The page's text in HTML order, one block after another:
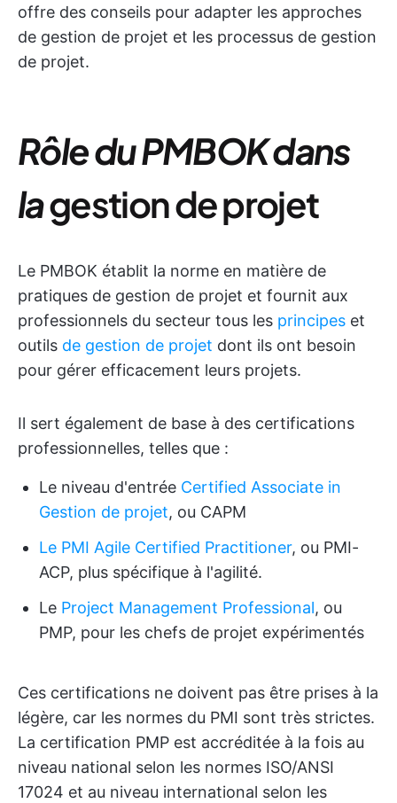
offre des conseils pour adapter les approches
de gestion de projet et les processus de gestion
de projet.
Rôle du PMBOK dans
lagestion de projet
Le PMBOK établit la norme en matière de
pratiques de gestion de projet et fournit aux
professionnels du secteur tous les principes et
outils de gestion de projet dont ils ont besoin
pour gérer efficacement leurs projets.
Il sert également de base à des certifications
professionnelles, telles que :
Le niveau d'entrée Certified Associate in
Gestion de projet, ou CAPM
Le PMI Agile Certified Practitioner, ou PMI-
ACP, plus spécifique à l'agilité.
Le Project Management Professional, ou
PMP, pour les chefs de projet expérimentés
Ces certifications ne doivent pas être prises à la
légère, car les normes du PMI sont très strictes.
La certification PMP est accréditée à la fois au
niveau national selon les normes ISO/ANSI
17024 et au niveau international selon les